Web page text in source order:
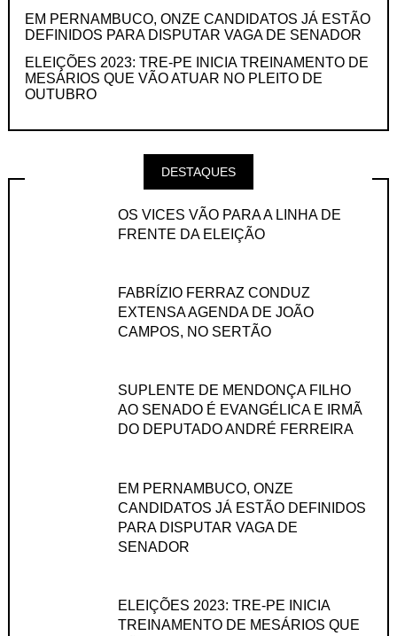
EM PERNAMBUCO, ONZE CANDIDATOS JÁ ESTÃO
DEFINIDOS PARA DISPUTAR VAGA DE SENADOR
ELEIÇÕES 2023: TRE-PE INICIA TREINAMENTO DE
MESÁRIOS QUE VÃO ATUAR NO PLEITO DE
OUTUBRO
DESTAQUES
OS VICES VÃO PARA A LINHA DE
FRENTE DA ELEIÇÃO
FABRÍZIO FERRAZ CONDUZ
EXTENSA AGENDA DE JOÃO
CAMPOS, NO SERTÃO
SUPLENTE DE MENDONÇA FILHO
AO SENADO É EVANGÉLICA E IRMÃ
DO DEPUTADO ANDRÉ FERREIRA
EM PERNAMBUCO, ONZE
CANDIDATOS JÁ ESTÃO DEFINIDOS
PARA DISPUTAR VAGA DE
SENADOR
ELEIÇÕES 2023: TRE-PE INICIA
TREINAMENTO DE MESÁRIOS QUE